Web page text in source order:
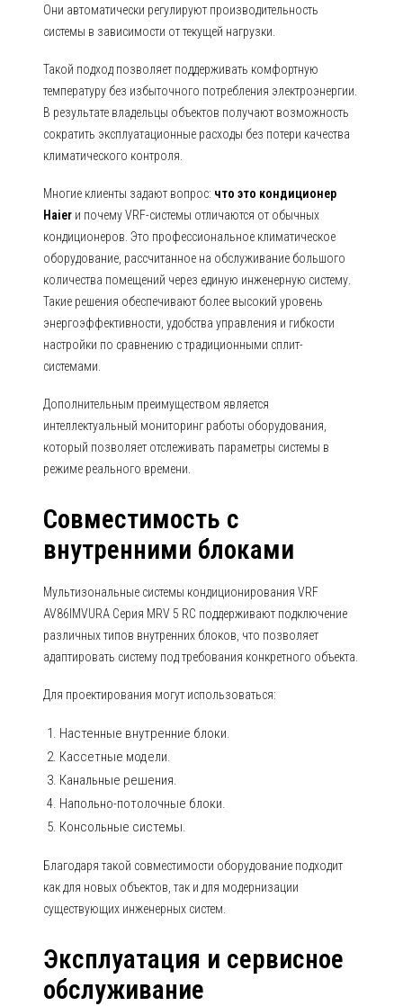
Они автоматически регулируют производительность
системы в зависимости от текущей нагрузки.
Такой подход позволяет поддерживать комфортную
температуру без избыточного потребления электроэнергии.
В результате владельцы объектов получают возможность
сократить эксплуатационные расходы без потери качества
климатического контроля.
Многие клиенты задают вопрос: что это кондиционер
Haier и почему VRF-системы отличаются от обычных
кондиционеров. Это профессиональное климатическое
оборудование, рассчитанное на обслуживание большого
количества помещений через единую инженерную систему.
Такие решения обеспечивают более высокий уровень
энергоэффективности, удобства управления и гибкости
настройки по сравнению с традиционными сплит-
системами.
Дополнительным преимуществом является
интеллектуальный мониторинг работы оборудования,
который позволяет отслеживать параметры системы в
режиме реального времени.
Совместимость с
внутренними блоками
Мультизональные системы кондиционирования VRF
AV86IMVURA Серия MRV 5 RC поддерживают подключение
различных типов внутренних блоков, что позволяет
адаптировать систему под требования конкретного объекта.
Для проектирования могут использоваться:
Настенные внутренние блоки.
Кассетные модели.
Канальные решения.
Напольно-потолочные блоки.
Консольные системы.
Благодаря такой совместимости оборудование подходит
как для новых объектов, так и для модернизации
существующих инженерных систем.
Эксплуатация и сервисное
обслуживание